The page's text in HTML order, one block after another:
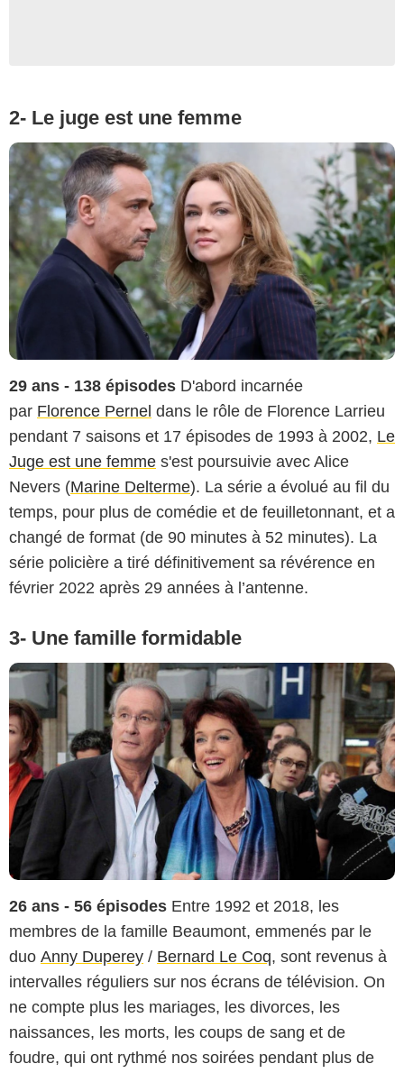
2- Le juge est une femme
29 ans - 138 épisodes D'abord incarnée
par Florence Pernel dans le rôle de Florence Larrieu
pendant 7 saisons et 17 épisodes de 1993 à 2002, Le
Juge est une femme s'est poursuivie avec Alice
Nevers (Marine Delterme). La série a évolué au fil du
temps, pour plus de comédie et de feuilletonnant, et a
changé de format (de 90 minutes à 52 minutes). La
série policière a tiré définitivement sa révérence en
février 2022 après 29 années à l’antenne.
3- Une famille formidable
26 ans - 56 épisodes Entre 1992 et 2018, les
membres de la famille Beaumont, emmenés par le
duo Anny Duperey / Bernard Le Coq, sont revenus à
intervalles réguliers sur nos écrans de télévision. On
ne compte plus les mariages, les divorces, les
naissances, les morts, les coups de sang et de
foudre, qui ont rythmé nos soirées pendant plus de